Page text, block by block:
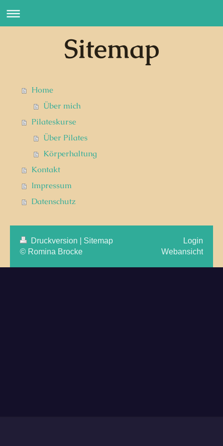
Sitemap
Home
Über mich
Pilateskurse
Über Pilates
Körperhaltung
Kontakt
Impressum
Datenschutz
Druckversion
Sitemap
© Romina Brocke
Login
Webansicht